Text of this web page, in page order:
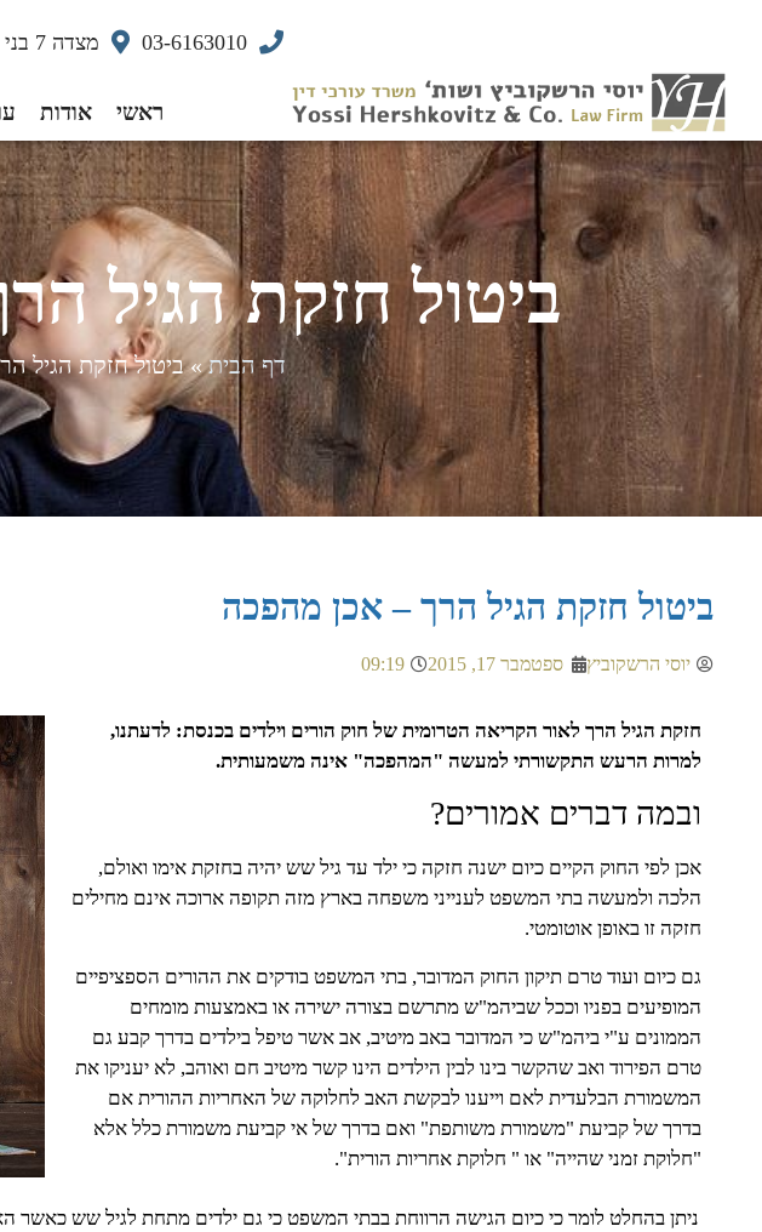
03-6163010 מצדה 7 בני ברק, מגדל ב.ס.ר 4 , קומה 40
ראשי אודות
ביטול חזקת הגיל
דף הבית»ביטול חזקת הגיל
ביטול חזקת הגיל הרך – אכן מהפכה
יוסי הרשקוביץ ספטמבר 17, 2015 09:19
חזקת הגיל הרך לאור הקריאה הטרומית של חוק הורים וילדים בכנסת: לדעתנו,
למרות הרעש התקשורתי למעשה "המהפכה" אינה משמעותית.
ובמה דברים אמורים?
אכן לפי החוק הקיים כיום ישנה חזקה כי ילד עד גיל שש יהיה בחזקת אימו ואולם,
הלכה ולמעשה בתי המשפט לענייני משפחה בארץ מזה תקופה ארוכה אינם מחילים
חזקה זו באופן אוטומטי.
גם כיום ועוד טרם תיקון החוק המדובר, בתי המשפט בודקים את ההורים הספציפיים
המופיעים בפניו וככל שביהמ"ש מתרשם בצורה ישירה או באמצעות מומחים
הממונים ע"י ביהמ"ש כי המדובר באב מיטיב, אב אשר טיפל בילדים בדרך קבע גם
טרם הפירוד ואב שהקשר בינו לבין הילדים הינו קשר מיטיב חם ואוהב, לא יעניקו את
המשמורת הבלעדית לאם וייענו לבקשת האב לחלוקה של האחריות ההורית אם
בדרך של קביעת "משמורת משותפת" ואם בדרך של אי קביעת משמורת כלל אלא
"חלוקת זמני שהייה" או " חלוקת אחריות הורית".
ניתן בהחלט לומר כי כיום הגישה הרווחת בבתי המשפט כי גם ילדים מתחת לגיל שש כאשר